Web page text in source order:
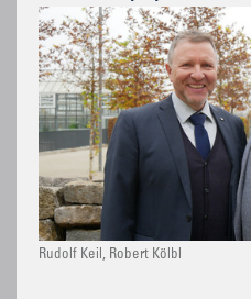
Rudolf Keil, Robert Kölbl